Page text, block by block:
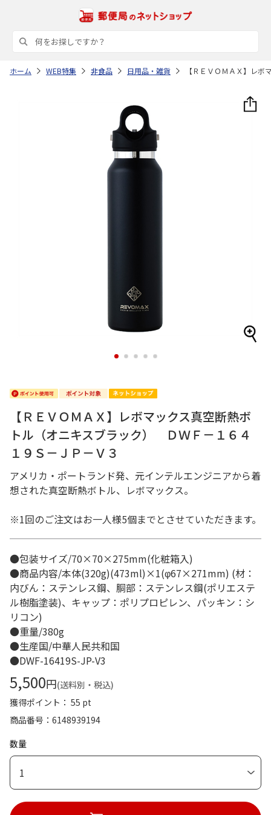
ホーム WEB特集 非食品 日用品・雑貨 【ＲＥＶＯＭＡＸ】レ
1 2 3 4 5
【ＲＥＶＯＭＡＸ】レボマックス真空断熱ボ
トル（オニキスブラック） ＤＷＦ－１６４
１９Ｓ－ＪＰ－Ｖ３
アメリカ・ポートランド発、元インテルエンジニアから着
想された真空断熱ボトル、レボマックス。
※1回のご注文はお一人様5個までとさせていただきます。
●包装サイズ/70×70×275mm(化粧箱入)
●商品内容/本体(320g)(473ml)×1(φ67×271mm) (材：
内びん：ステンレス鋼、胴部：ステンレス鋼(ポリエステ
ル樹脂塗装)、キャップ：ポリプロピレン、パッキン：シ
リコン)
●重量/380g
●生産国/中華人民共和国
●DWF-16419S-JP-V3
5,500円(送料別・税込)
獲得ポイント： 55 pt
商品番号
6148939194
数量
1